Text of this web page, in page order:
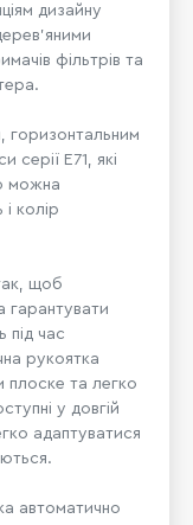
дизайну
фільтрів та
горизонтальним
серії E71, які
можна
колір
щоб
гарантувати
під час
рукоятка
плоске та легко
у довгій
адаптуватися
автоматично